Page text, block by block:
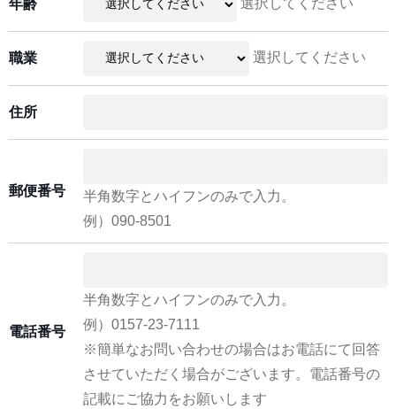
年齢 選択してください
職業 選択してください
住所
郵便番号
半角数字とハイフンのみで入力。
例）090-8501
電話番号
半角数字とハイフンのみで入力。
例）0157-23-7111
※簡単なお問い合わせの場合はお電話にて回答
させていただく場合がございます。電話番号の
記載にご協力をお願いします